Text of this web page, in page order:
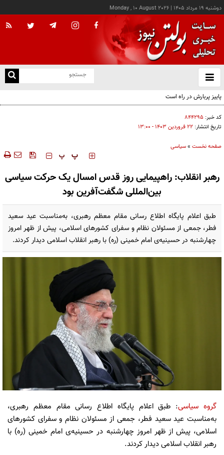
دوشنبه ۱۹ مرداد ۱۴۰۵ |
Monday , 10 August 2026
باز
و
کد خبر: ۸۴۴۲۹۵
تاریخ انتشار: ۲۲ فروردين ۱۴۰۳ - ۱۳:۰۰
صفحه نخست »سیاسی
‍‍‍ پ پ
رهبر انقلاب: راهپیمایی روز قدس امسال یک حرکت سیاسی
بین‌المللی شگفت‌آفرین بود
طبق اعلام پایگاه اطلاع رسانی مقام معظم رهبری، به‌مناسبت عید سعید
فطر، جمعی از مسئولان نظام و سفرای کشور‌های اسلامی، پیش از ظهر امروز
چهارشنبه در حسینیه‌ی امام خمینی (ره) با رهبر انقلاب اسلامی دیدار کردند.
گروه سیاسی: طبق اعلام پایگاه اطلاع رسانی مقام معظم رهبری،
به‌مناسبت عید سعید فطر، جمعی از مسئولان نظام و سفرای کشور‌های
اسلامی، پیش از ظهر امروز چهارشنبه در حسینیه‌ی امام خمینی (ره) با
رهبر انقلاب اسلامی دیدار کردند.